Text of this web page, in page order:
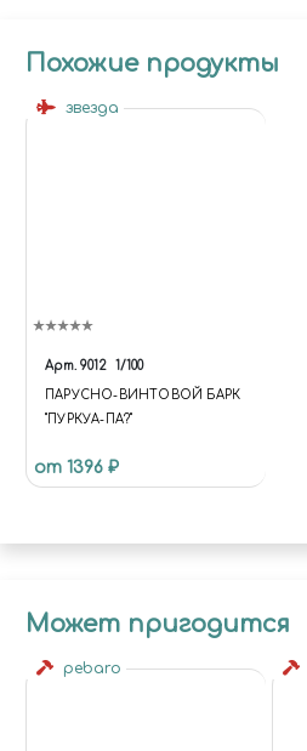
Похожие продукты
звезда
Арт. 9012 1/100
ПАРУСНО-ВИНТОВОЙ БАРК
"ПУРКУА-ПА?"
от 1396 ₽
Может пригодится
pebaro